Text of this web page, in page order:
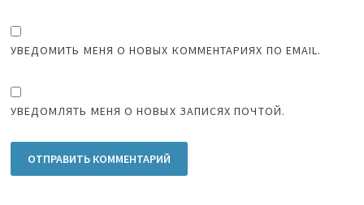
УВЕДОМИТЬ МЕНЯ О НОВЫХ КОММЕНТАРИЯХ ПО EMAIL.
УВЕДОМЛЯТЬ МЕНЯ О НОВЫХ ЗАПИСЯХ ПОЧТОЙ.